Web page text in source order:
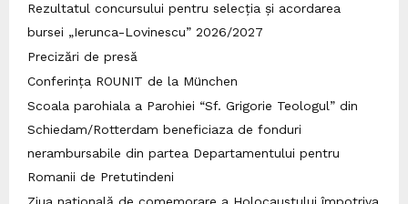
Rezultatul concursului pentru selecția și acordarea
bursei „Ierunca-Lovinescu” 2026/2027
Precizări de presă
Conferința ROUNIT de la München
Scoala parohiala a Parohiei “Sf. Grigorie Teologul” din
Schiedam/Rotterdam beneficiaza de fonduri
nerambursabile din partea Departamentului pentru
Romanii de Pretutindeni